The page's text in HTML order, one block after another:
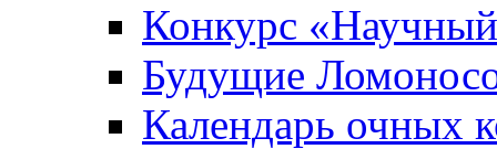
Конкурс
Будущие
Календарь очных